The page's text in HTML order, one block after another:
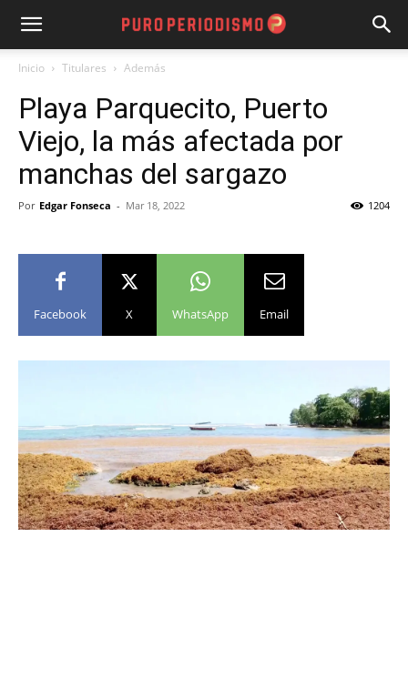
Inicio Titulares Además
Playa Parquecito, Puerto
Viejo, la más afectada por
manchas del sargazo
Por Edgar Fonseca - Mar 18, 2022 1204
Facebook X WhatsApp Email